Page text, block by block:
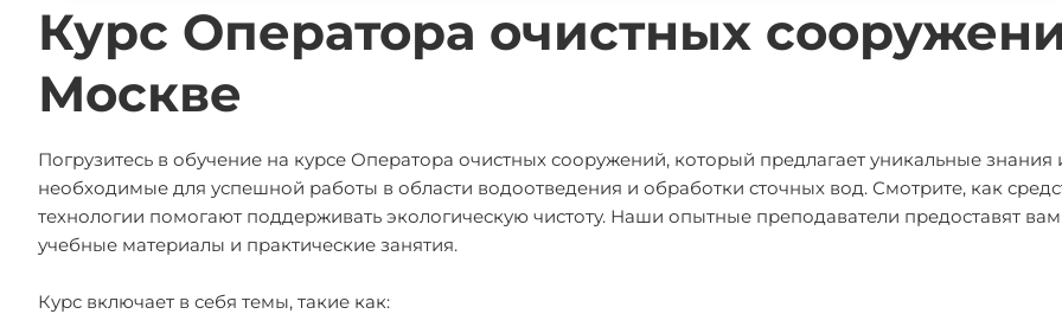
Курс Оператора очистных
Москве
Погрузитесь в обучение на курсе Оператора очистных сооружений, который предлагает уникальные знания
необходимые для успешной работы в области водоотведения и обработки сточных вод. Смотрите, как
технологии помогают поддерживать экологическую чистоту. Наши опытные преподаватели предоставят
учебные материалы и практические занятия.
Курс включает в себя темы, такие как: